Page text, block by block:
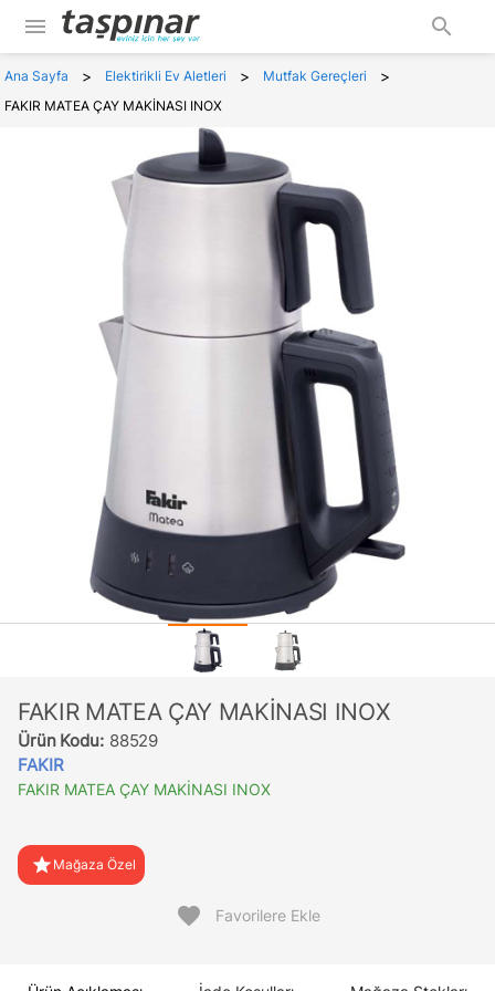
menu search
Ana Sayfa > Elektirikli Ev Aletleri > Mutfak Gereçleri >
FAKIR MATEA ÇAY MAKİNASI INOX
FAKIR MATEA ÇAY MAKİNASI INOX
Ürün Kodu: 88529
FAKIR
FAKIR MATEA ÇAY MAKİNASI INOX
star Mağaza Özel
favorite Favorilere Ekle